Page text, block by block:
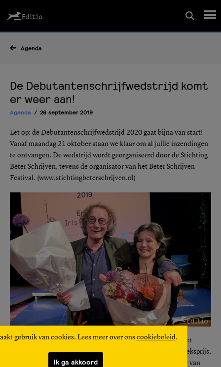
Magazine
Editio Producties
Mijn Editio
gebruik van cookies. Lees meer over ons cookiebeleid.
Ik ga akkoord
Agenda
De Debutantenschrijfwedstrijd komt
er weer aan!
Agenda 26 september 2019
Let op: de Debutantenschrijfwedstrijd 2020 gaat bijna van start!
Vanaf maandag 21 oktober staan we klaar om al jullie inzendingen
te ontvangen. De wedstrijd wordt georganiseerd door de Stichting
Beter Schrijven, tevens de organisator van het Beter Schrijven
Festival. (www.stichtingbeterschrijven.nl)
Omdat kwaliteit bij de Stichting net als bij Editio hoog in het
vaandel staat, is besloten om dit jaar af te zien van de publieksprijs.
Je werk zal uitsluitend beoordeeld worden door een vakjury van